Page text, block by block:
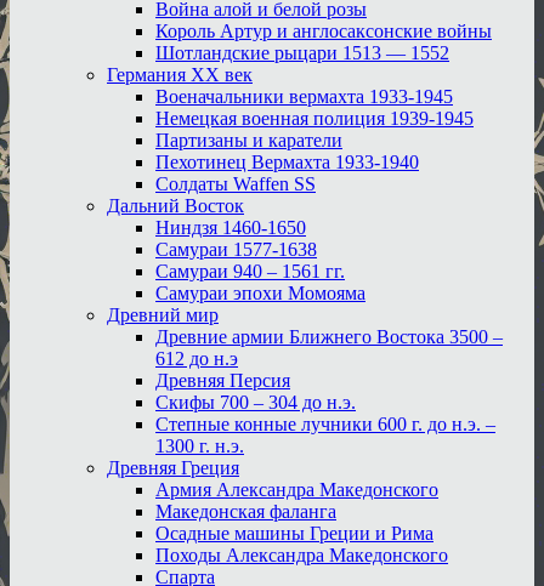
Война алой и белой розы
Король Артур и англосаксонские войны
Шотландские рыцари 1513 — 1552
Германия XX век
Военачальники вермахта 1933-1945
Немецкая военная полиция 1939-1945
Партизаны и каратели
Пехотинец Вермахта 1933-1940
Солдаты Waffen SS
Дальний Восток
Ниндзя 1460-1650
Самураи 1577-1638
Самураи 940 – 1561 гг.
Самураи эпохи Момояма
Древний мир
Древние армии Ближнего Востока 3500 –
612 до н.э
Древняя Персия
Скифы 700 – 304 до н.э.
Степные конные лучники 600 г. до н.э. –
1300 г. н.э.
Древняя Греция
Армия Александра Македонского
Македонская фаланга
Осадные машины Греции и Рима
Походы Александра Македонского
Спарта